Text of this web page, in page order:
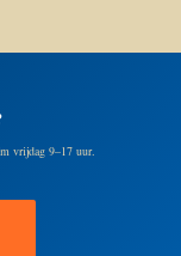
vrijdag 9–17 uur.